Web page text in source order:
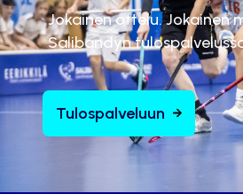
Jokainen ottelu. Jokainen
Salibandyn
Tulospalveluun